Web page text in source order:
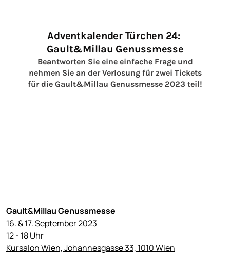
Gault&Millau Genussmesse
16. & 17. September 2023
12 - 18 Uhr
Kursalon Wien, Johannesgasse 33, 1010 Wien